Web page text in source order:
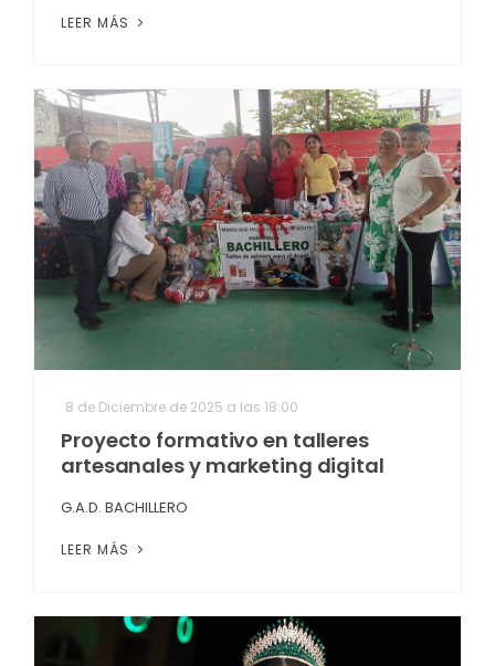
LEER MÁS
8 de Diciembre de 2025 a las 18:00
Proyecto formativo en talleres
artesanales y marketing digital
G.A.D. BACHILLERO
LEER MÁS